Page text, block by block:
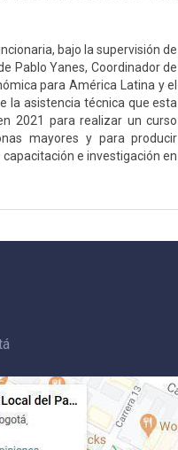
bajo la supervisión de
Pablo Yanes, Coordinador de
para América Latina y el
la asistencia técnica que esta
2021 para realizar un curso
mayores y para producir
e investigación en